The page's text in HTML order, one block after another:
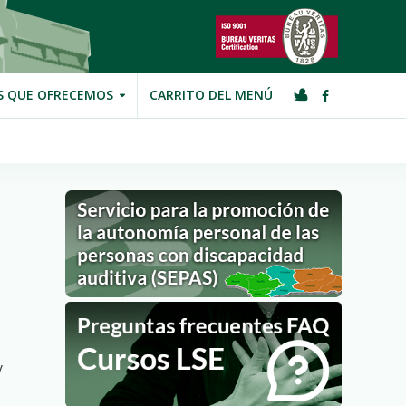
QUE OFRECEMOS CARRITO DEL MENÚ